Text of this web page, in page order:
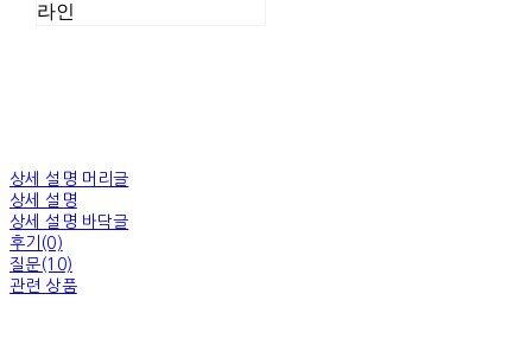
라인
상세 설명 머리글
상세 설명
상세 설명 바닥글
후기(0)
질문(10)
관련 상품